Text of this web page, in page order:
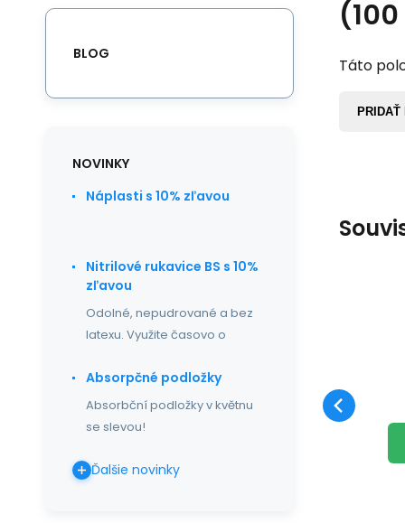
Táto
PRIDAŤ
BLOG
NOVINKY
Náplasti s 10% zľavou
Nitrilové rukavice BS s 10%
zľavou
Odolné, nepudrované a bez
latexu. Využite časovo o
Absorpčné podložky
Absorbční podložky v květnu
se slevou!
Ďalšie novinky